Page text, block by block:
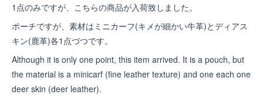
1点のみですが、こちらの商品が入荷致しました。
ポーチですが、素材はミニカーフ(キメが細かい牛革)とディアス
キン(鹿革)各1点づつです。
Although it is only one point, this item arrived. It is a pouch, but
the material is a minicarf (fine leather texture) and one each one
deer skin (deer leather).